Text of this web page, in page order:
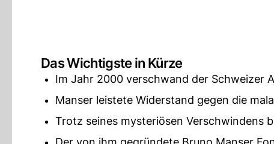
Das Wichtigste in Kürze
Im Jahr 2000 verschwand der Schweizer
Manser leistete Widerstand gegen die
Trotz seines mysteriösen Verschwindens